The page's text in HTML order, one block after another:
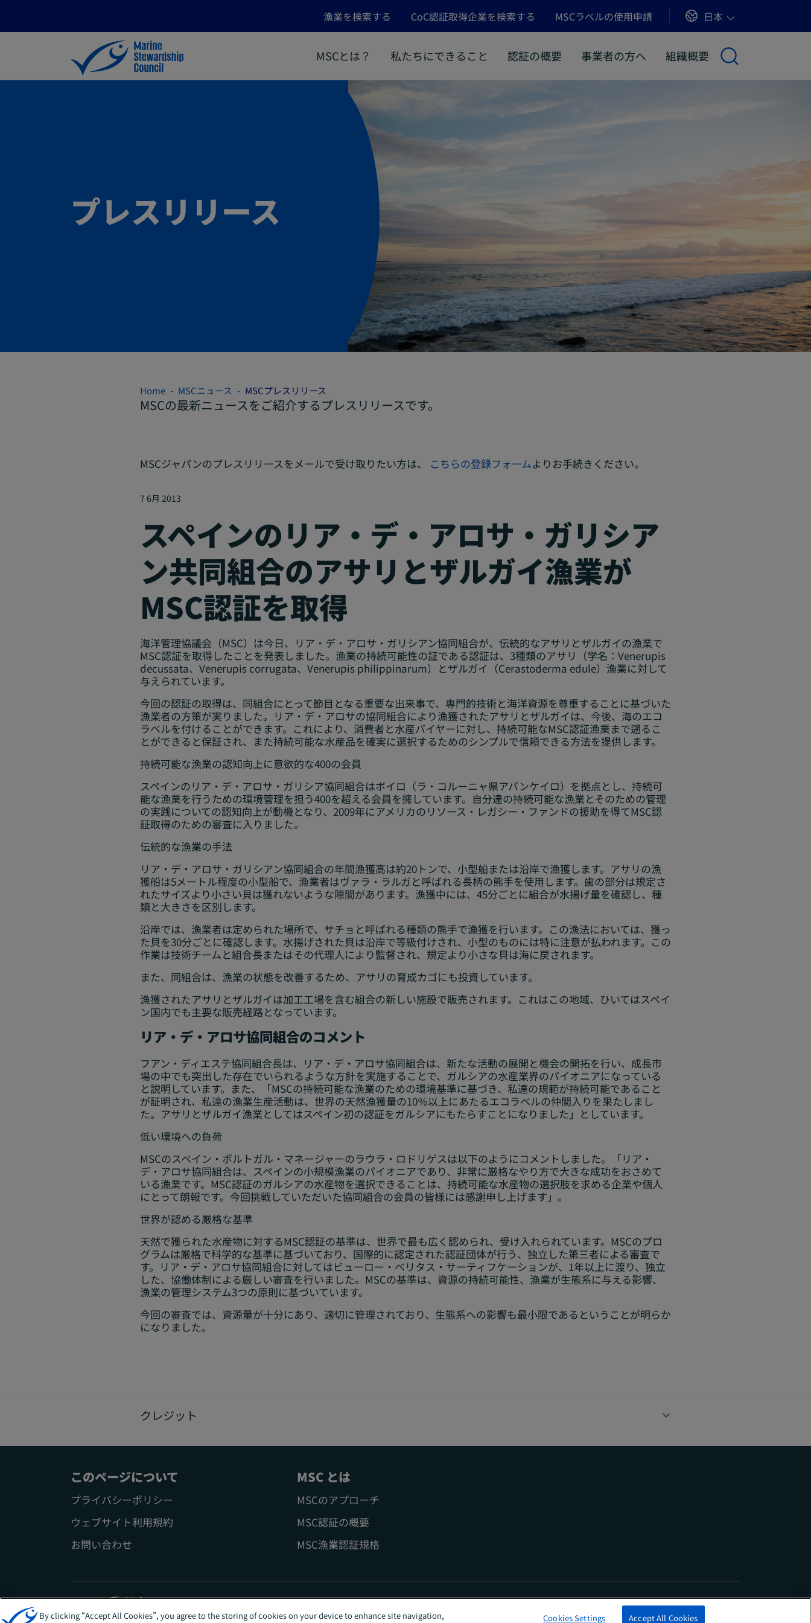
漁業を検索する CoC認証取得企業を検索する MSCラベルの使用申請 Sites
日本
MSCとは？ 私たちにできること 認証の概要 事業者の方へ 組織概要
プレスリリース
Home MSCニュース MSCプレスリリース
MSCの最新ニュースをご紹介するプレスリリースです。
MSCジャパンのプレスリリースをメールで受け取りたい方は、 こちらの登録フォームよりお手続きください。
7 6月 2013
スペインのリア・デ・アロサ・ガリシア
ン共同組合のアサリとザルガイ漁業が
MSC認証を取得
海洋管理協議会（MSC）は今日、リア・デ・アロサ・ガリシアン協同組合が、伝統的なアサリとザルガイの漁業で
MSC認証を取得したことを発表しました。漁業の持続可能性の証である認証は、3種類のアサリ（学名： Venerupis
decussata、 Venerupis corrugata、 Venerupis philippinarum）とザルガイ（Cerastoderma edule）漁業に対して
与えられています。
今回の認証の取得は、同組合にとって節目となる重要な出来事で、専門的技術と海洋資源を尊重することに基づいた
漁業者の方策が実りました。リア・デ・アロサの協同組合により漁獲されたアサリとザルガイは、今後、海のエコ
ラベルを付けることができます。これにより、消費者と水産バイヤーに対し、持続可能なMSC認証漁業まで遡るこ
とができると保証され、また持続可能な水産品を確実に選択するためのシンプルで信頼できる方法を提供します。
持続可能な漁業の認知向上に意欲的な400の会員
スペインのリア・デ・アロサ・ガリシア協同組合はボイロ（ラ・コルーニャ県アバンケイロ）を拠点とし、持続可
能な漁業を行うための環境管理を担う400を超える会員を擁しています。自分達の持続可能な漁業とそのための管理
の実践についての認知向上が動機となり、2009年にアメリカのリソース・レガシー・ファンドの援助を得てMSC認
証取得のための審査に入りました。
伝統的な漁業の手法
リア・デ・アロサ・ガリシアン協同組合の年間漁獲高は約20トンで、小型船または沿岸で漁獲します。アサリの漁
獲船は5メートル程度の小型船で、漁業者はヴァラ・ラルガと呼ばれる長柄の熊手を使用します。歯の部分は規定さ
れたサイズより小さい貝は獲れないような隙間があります。漁獲中には、45分ごとに組合が水揚げ量を確認し、種
類と大きさを区別します。
沿岸では、漁業者は定められた場所で、サチョと呼ばれる種類の熊手で漁獲を行います。この漁法においては、獲っ
た貝を30分ごとに確認します。水揚げされた貝は沿岸で等級付けされ、小型のものには特に注意が払われます。この
作業は技術チームと組合長またはその代理人により監督され、規定より小さな貝は海に戻されます。
また、同組合は、漁業の状態を改善するため、アサリの育成カゴにも投資しています。
漁獲されたアサリとザルガイは加工工場を含む組合の新しい施設で販売されます。これはこの地域、ひいてはスペイ
ン国内でも主要な販売経路となっています。
リア・デ・アロサ協同組合のコメント
フアン・ディエステ協同組合長は、リア・デ・アロサ協同組合は、新たな活動の展開と機会の開拓を行い、成長市
場の中でも突出した存在でいられるような方針を実施することで、ガルシアの水産業界のパイオニアになっている
と説明しています。また、「MSCの持続可能な漁業のための環境基準に基づき、私達の規範が持続可能であること
が証明され、私達の漁業生産活動は、世界の天然漁獲量の10％以上にあたるエコラベルの仲間入りを果たしまし
た。アサリとザルガイ漁業としてはスペイン初の認証をガルシアにもたらすことになりました」としています。
低い環境への負荷
MSCのスペイン・ポルトガル・マネージャーのラウラ・ロドリゲスは以下のようにコメントしました。「リア・
デ・アロサ協同組合は、スペインの小規模漁業のパイオニアであり、非常に厳格なやり方で大きな成功をおさめて
いる漁業です。MSC認証のガルシアの水産物を選択できることは、持続可能な水産物の選択肢を求める企業や個人
にとって朗報です。今回挑戦していただいた協同組合の会員の皆様には感謝申し上げます」。
世界が認める厳格な基準
天然で獲られた水産物に対するMSC認証の基準は、世界で最も広く認められ、受け入れられています。MSCのプロ
グラムは厳格で科学的な基準に基づいており、国際的に認定された認証団体が行う、独立した第三者による審査で
す。リア・デ・アロサ協同組合に対してはビューロー・ベリタス・サーティフケーションが、1年以上に渡り、独立
した、協働体制による厳しい審査を行いました。MSCの基準は、資源の持続可能性、漁業が生態系に与える影響、
漁業の管理システム3つの原則に基づいています。
今回の審査では、資源量が十分にあり、適切に管理されており、生態系への影響も最小限であるということが明らか
になりました。
クレジット
このページについて
プライバシーポリシー
ウェブサイト利用規約
お問い合わせ
MSC とは
MSCのアプローチ
MSC認証の概要
MSC漁業認証規格
日本 ニュースレターに登録する
By clicking “Accept All Cookies”, you agree to the storing of cookies on your device to enhance site navigation,
Cookies Settings Accept All Cookies